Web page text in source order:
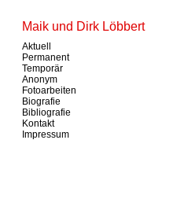
Maik und Dirk Löbbert
Aktuell
Permanent
Temporär
Anonym
Fotoarbeiten
Biografie
Bibliografie
Kontakt
Impressum